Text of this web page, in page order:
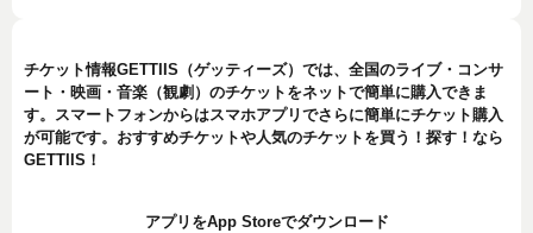
チケット情報GETTIIS（ゲッティーズ）では、全国のライブ・コンサ
ート・映画・音楽（観劇）のチケットをネットで簡単に購入できま
す。スマートフォンからはスマホアプリでさらに簡単にチケット購入
が可能です。おすすめチケットや人気のチケットを買う！探す！なら
GETTIIS！
アプリをApp Storeでダウンロード